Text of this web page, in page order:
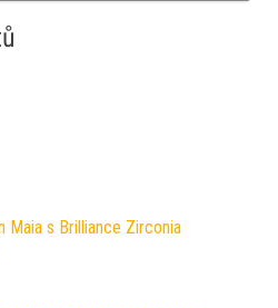
Maia s Brilliance Zirconia